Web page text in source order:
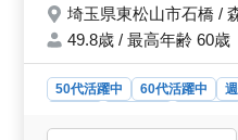
・就業規則
ートできる
埼玉県東松山市石橋 /
49.8歳 / 最高年齢 60歳
50代活躍中 60代活躍中